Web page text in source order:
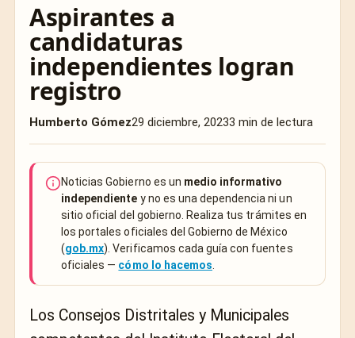
Aspirantes a
candidaturas
independientes logran
registro
Humberto Gómez29 diciembre, 20233 min de lectura
Noticias Gobierno es un medio informativo
independiente y no es una dependencia ni un
sitio oficial del gobierno. Realiza tus trámites en
los portales oficiales del Gobierno de México
(gob.mx). Verificamos cada guía con fuentes
oficiales — cómo lo hacemos
Los Consejos Distritales y Municipales